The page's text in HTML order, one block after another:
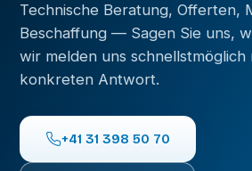
Technische Beratung, Offerten,
Beschaffung — Sagen Sie uns,
wir melden uns schnellstmöglich
konkreten Antwort.
+41 31 398 50 70